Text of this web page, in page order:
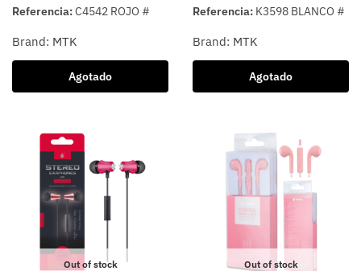
Referencia:C4542 ROJO #
Brand: MTK
Agotado
Referencia: K3598 BLANCO #
Brand: MTK
Agotado
Out of stock Out of stock